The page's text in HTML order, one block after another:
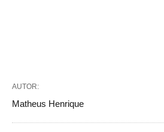
AUTOR:
Matheus Henrique